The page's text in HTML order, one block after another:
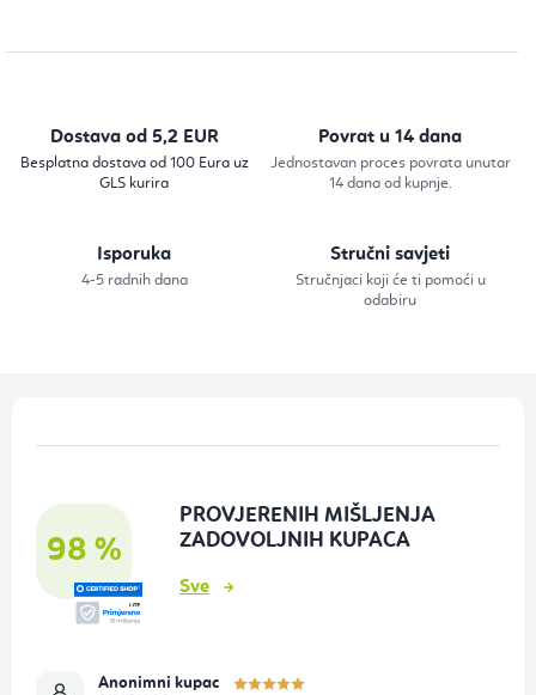
Dostava od 5,2 EUR
Besplatna dostava od 100 Eura uz
GLS kurira
Povrat u 14 dana
Jednostavan proces povrata unutar
14 dana od kupnje.
Isporuka
4-5 radnih dana
Stručni savjeti
Stručnjaci koji će ti pomoći u
odabiru
98 %
PROVJERENIH MIŠLJENJA
ZADOVOLJNIH KUPACA
Sve
Anonimni kupac